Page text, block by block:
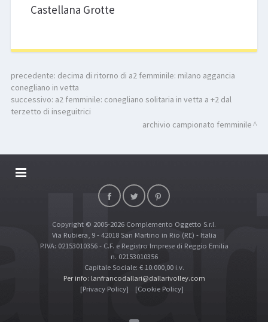
Castellana Grotte
precedente: decima di ritorno di a2 femminile: milano aggancia
conegliano in vetta
successivo: a2 femminile: conegliano solitaria in vetta a +2 dal
terzetto di inseguitrici
archivio campionato femminile
DALLARIVOLLEY SOSTIENE
TOP RICERCHE
SITE MAP
Copyright © 2005-2026 Complemento Oggetto S.r.l.
Via Rubiera, 9 - 42018 San Martino in Rio (RE) - Italia
P.IVA: 02153010356 - C.F. e Registro Imprese di Reggio Emilia
n. 02153010356
Capitale Sociale: € 10.000,00 i.v.
Per info: lanfrancodallari@dallarivolley.com
[Privacy Policy]
[Cookie Policy]